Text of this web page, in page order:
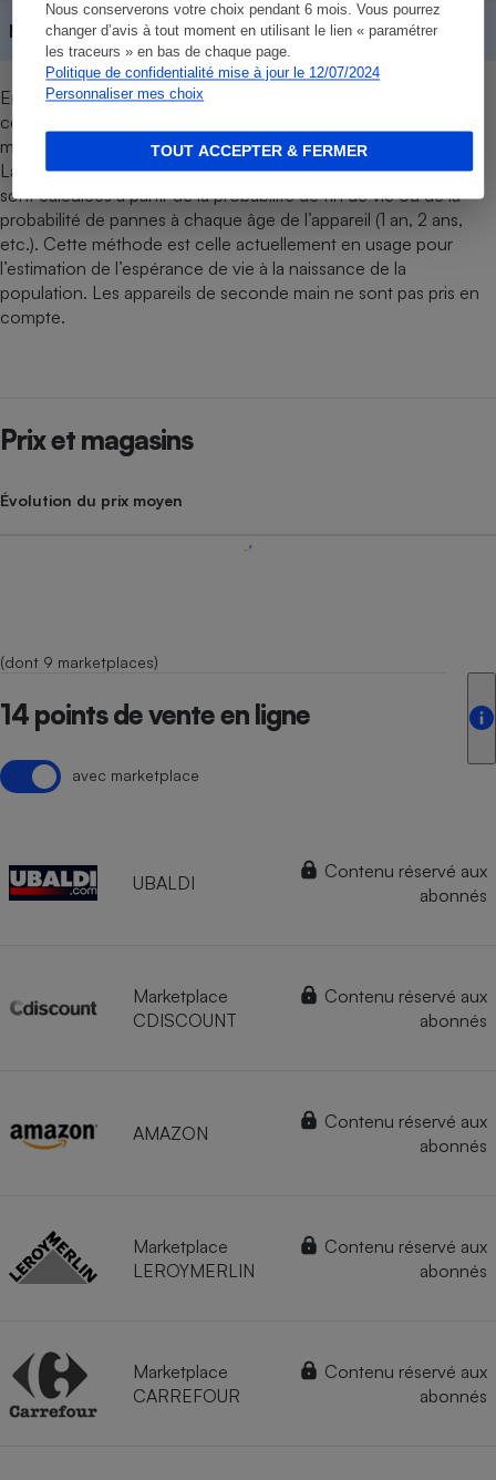
Nous conserverons votre choix pendant 6 mois. Vous pourrez
changer d’avis à tout moment en utilisant le lien « paramétrer
les traceurs » en bas de chaque page.
Politique de confidentialité mise à jour le 12/07/2024
Personnaliser mes choix
TOUT ACCEPTER & FERMER
Moyennes Contenu réservé aux abonnés
En juin 2025, une enquête a été réalisée auprès de 14 976
consommateurs européens pour connaître la fiabilité des
marques de fours encastrables.
La durée de vie et l’espérance de vie sans pannes d’un produit
sont calculées à partir de la probabilité de fin de vie ou de la
probabilité de pannes à chaque âge de l’appareil (1 an, 2 ans,
etc.). Cette méthode est celle actuellement en usage pour
l’estimation de l’espérance de vie à la naissance de la
population. Les appareils de seconde main ne sont pas pris en
compte.
Prix et magasins
Évolution du prix moyen
(dont 9 marketplaces)
14 points de vente en ligne
avec marketplace
UBALDI
Contenu réservé aux
abonnés
Marketplace
CDISCOUNT
Contenu réservé aux
abonnés
AMAZON
Contenu réservé aux
abonnés
Marketplace
LEROYMERLIN
Contenu réservé aux
abonnés
Marketplace
CARREFOUR
Contenu réservé aux
abonnés